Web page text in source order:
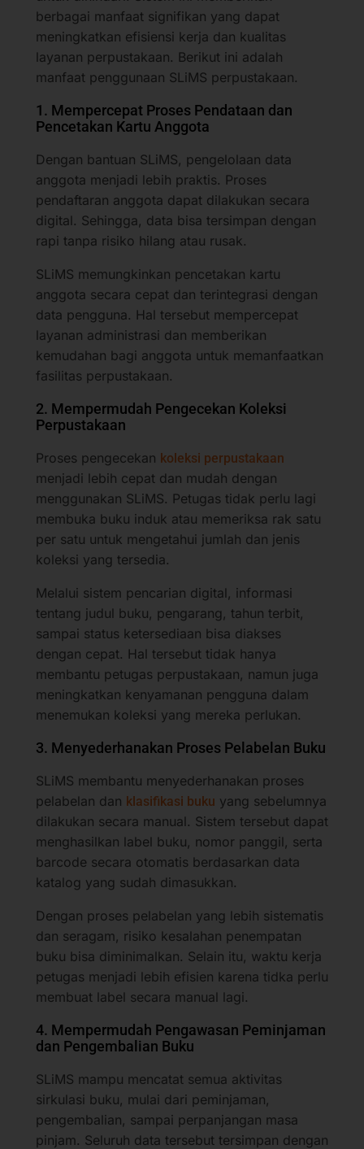
berbagai manfaat signifikan yang dapat
meningkatkan efisiensi kerja dan kualitas
layanan perpustakaan. Berikut ini adalah
manfaat penggunaan SLiMS perpustakaan.
1. Mempercepat Proses Pendataan dan
Pencetakan Kartu Anggota
Dengan bantuan SLiMS, pengelolaan data
anggota menjadi lebih praktis. Proses
pendaftaran anggota dapat dilakukan secara
digital. Sehingga, data bisa tersimpan dengan
rapi tanpa risiko hilang atau rusak.
SLiMS memungkinkan pencetakan kartu
anggota secara cepat dan terintegrasi dengan
data pengguna. Hal tersebut mempercepat
layanan administrasi dan memberikan
kemudahan bagi anggota untuk memanfaatkan
fasilitas perpustakaan.
2. Mempermudah Pengecekan Koleksi
Perpustakaan
Proses pengecekan koleksi perpustakaan
menjadi lebih cepat dan mudah dengan
menggunakan SLiMS. Petugas tidak perlu lagi
membuka buku induk atau memeriksa rak satu
per satu untuk mengetahui jumlah dan jenis
koleksi yang tersedia.
Melalui sistem pencarian digital, informasi
tentang judul buku, pengarang, tahun terbit,
sampai status ketersediaan bisa diakses
dengan cepat. Hal tersebut tidak hanya
membantu petugas perpustakaan, namun juga
meningkatkan kenyamanan pengguna dalam
menemukan koleksi yang mereka perlukan.
3. Menyederhanakan Proses Pelabelan Buku
SLiMS membantu menyederhanakan proses
pelabelan dan klasifikasi buku yang sebelumnya
dilakukan secara manual. Sistem tersebut dapat
menghasilkan label buku, nomor panggil, serta
barcode secara otomatis berdasarkan data
katalog yang sudah dimasukkan.
Dengan proses pelabelan yang lebih sistematis
dan seragam, risiko kesalahan penempatan
buku bisa diminimalkan. Selain itu, waktu kerja
petugas menjadi lebih efisien karena tidka perlu
membuat label secara manual lagi.
4. Mempermudah Pengawasan Peminjaman
dan Pengembalian Buku
SLiMS mampu mencatat semua aktivitas
sirkulasi buku, mulai dari peminjaman,
pengembalian, sampai perpanjangan masa
pinjam. Seluruh data tersebut tersimpan dengan